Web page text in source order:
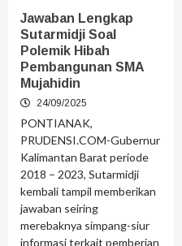
Jawaban Lengkap
Sutarmidji Soal
Polemik Hibah
Pembangunan SMA
Mujahidin
24/09/2025
PONTIANAK,
PRUDENSI.COM-Gubernur
Kalimantan Barat periode
2018 – 2023, Sutarmidji
kembali tampil memberikan
jawaban seiring
merebaknya simpang-siur
informasi terkait pemberian